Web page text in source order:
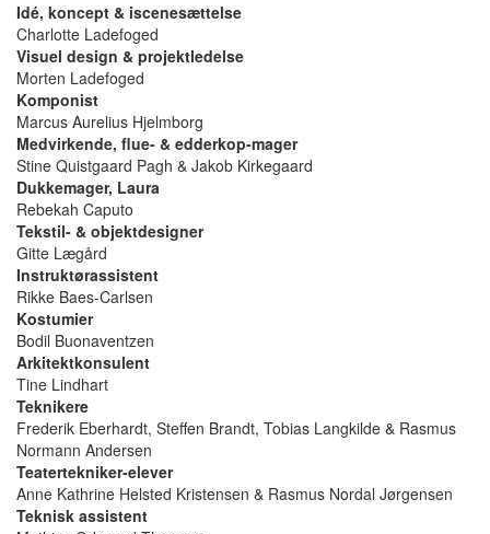
Idé, koncept & iscenesættelse
Charlotte Ladefoged
Visuel design & projektledelse
Morten Ladefoged
Komponist
Marcus Aurelius Hjelmborg
Medvirkende, flue- & edderkop-mager
Stine Quistgaard Pagh & Jakob Kirkegaard
Dukkemager, Laura
Rebekah Caputo
Tekstil- & objektdesigner
Gitte Lægård
Instruktørassistent
Rikke Baes-Carlsen
Kostumier
Bodil Buonaventzen
Arkitektkonsulent
Tine Lindhart
Teknikere
Frederik Eberhardt, Steffen Brandt, Tobias Langkilde & Rasmus
Normann Andersen
Teatertekniker-elever
Anne Kathrine Helsted Kristensen & Rasmus Nordal Jørgensen
Teknisk assistent